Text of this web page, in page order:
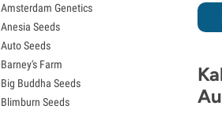
Semillas de Bruce Banner
Semillas de Gelato
Semillas de Sour Diesel
Semillas de Jack Herer
Semillas de Girl Scout Cookies
Semillas de Wedding Cake
Amsterdam Genetics
Anesia Seeds
Auto Seeds
Barney's Farm
Big Buddha Seeds
Blimburn Seeds